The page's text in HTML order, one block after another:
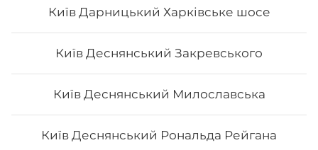
Київ Дарницький Харківське шосе
Київ Деснянський Закревського
Київ Деснянський Милославська
Київ Деснянський Рональда Рейгана
Вага: 1375 г Склад: філадельфія з лососем, філадельфія